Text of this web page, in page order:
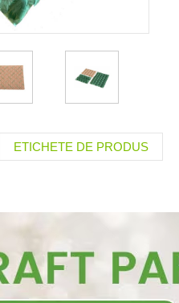
ETICHETE DE PRODUS